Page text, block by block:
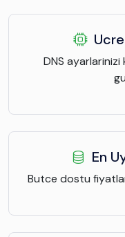
DNS
En
Butce dostu